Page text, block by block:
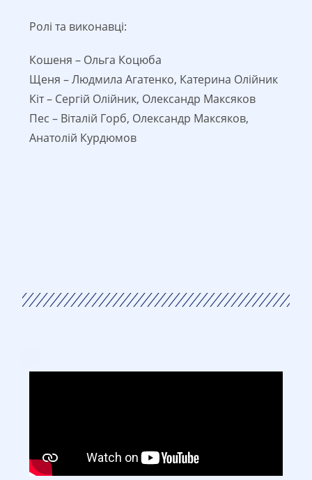
Ролі та виконавці:
Кошеня – Ольга Коцюба
Щеня – Людмила Агатенко, Катерина Олійник
Кіт – Сергій Олійник, Олександр Максяков
Пес – Віталій Горб, Олександр Максяков,
Анатолій Курдюмов